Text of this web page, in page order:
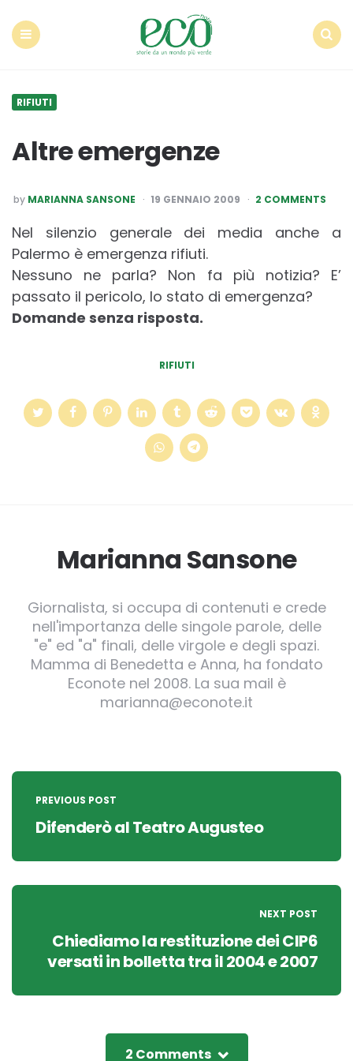
RIFIUTI
Altre emergenze
POSTED
BY
by MARIANNA SANSONE 19 GENNAIO 2009 2 COMMENTS
Nel silenzio generale dei media anche a
Palermo è emergenza rifiuti.
Nessuno ne parla? Non fa più notizia? E’
passato il pericolo, lo stato di emergenza?
Domande senza risposta.
RIFIUTI
Marianna Sansone
Giornalista, si occupa di contenuti e crede
nell'importanza delle singole parole, delle
"e" ed "a" finali, delle virgole e degli spazi.
Mamma di Benedetta e Anna, ha fondato
Econote nel 2008. La sua mail è
marianna@econote.it
Post
navigation
PREVIOUS POST
Difenderò al Teatro Augusteo
NEXT POST
Chiediamo la restituzione dei CIP6
versati in bolletta tra il 2004 e 2007
2 Comments